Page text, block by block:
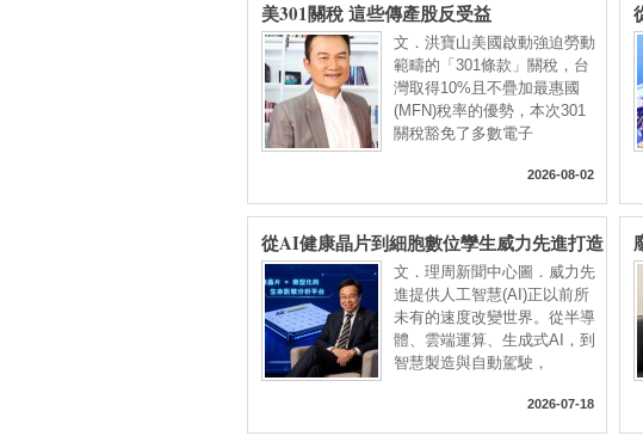
美301關稅 這些傳產股反受益
文．洪寶山美國啟動強迫勞動
範疇的「301條款」關稅，台
灣取得10%且不疊加最惠國
(MFN)稅率的優勢，本次301
關稅豁免了多數電子
2026-08-02
從AI健康晶片到細胞數位孿生威力先進打造
健康百歲新藍海
文．理周新聞中心圖．威力先
進提供人工智慧(AI)正以前所
未有的速度改變世界。從半導
體、雲端運算、生成式AI，到
智慧製造與自動駕駛，
2026-07-18